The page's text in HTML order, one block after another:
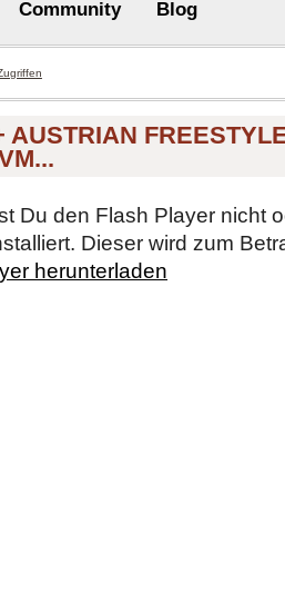
Community Blog
AUSTRIAN
Du den Flash Player nicht
Dieser wird zum
herunterladen